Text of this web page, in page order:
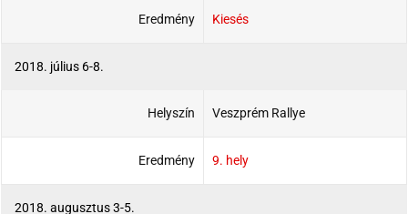
Eredmény Kiesés
2018. július 6-8.
Helyszín Veszprém Rallye
Eredmény 9. hely
2018. augusztus 3-5.